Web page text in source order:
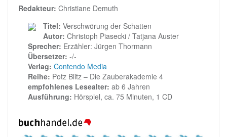
Redakteur: Christiane Demuth
Titel: Verschwörung der Schatten
Autor: Christoph Piasecki / Tatjana Auster
Sprecher: Erzähler: Jürgen Thormann
Übersetzer: -/-
Verlag: Contendo Media
Reihe: Potz Blitz – Die Zauberakademie 4
empfohlenes Lesealter: ab 6 Jahren
Ausführung: Hörspiel, ca. 75 Minuten, 1 CD